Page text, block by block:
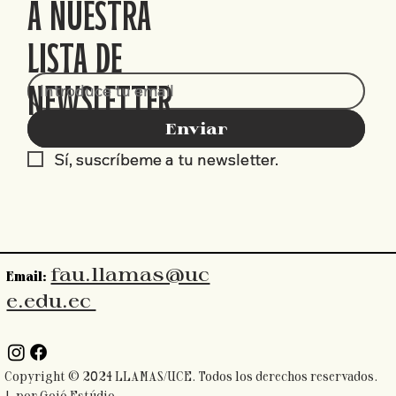
A NUESTRA
LISTA DE
NEWSLETTER
Enviar
Sí, suscríbeme a tu newsletter.
Enviar
Sí, suscríbeme a tu newsletter.
Copyright ©️ 2024 LLAMAS/UCE. Todos los derechos reservados.
Email: fau.llamas@uc
e.edu.ec